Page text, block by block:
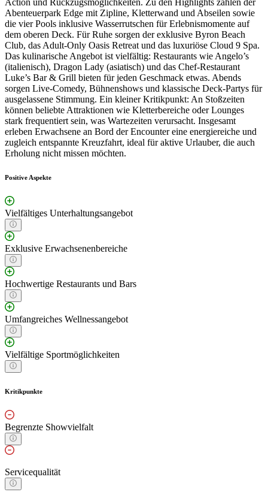
Abenteuerpark Edge mit Zipline, Kletterwand und Abseilen sowie
die vier Pools inklusive Wasserrutschen für Erlebnismomente auf
dem oberen Deck. Für Ruhe sorgen der exklusive Byron Beach
Club, das Adult-Only Oasis Retreat und das luxuriöse Cloud 9 Spa.
Das kulinarische Angebot ist vielfältig: Restaurants wie Angelo’s
(italienisch), Dragon Lady (asiatisch) und das Chef-Restaurant
Luke’s Bar & Grill bieten für jeden Geschmack etwas. Abends
sorgen Live-Comedy, Bühnenshows und klassische Deck-Partys für
ausgelassene Stimmung. Ein kleiner Kritikpunkt: An Stoßzeiten
können beliebte Attraktionen wie Kletterbereiche oder Lounges
stark frequentiert sein, was Wartezeiten verursacht. Insgesamt
erleben Erwachsene an Bord der Encounter eine energiereiche und
zugleich entspannte Kreuzfahrt, ideal für aktive Urlauber, die auch
Erholung nicht missen möchten.
Positive Aspekte
Vielfältiges Unterhaltungsangebot
Exklusive Erwachsenenbereiche
Hochwertige Restaurants und Bars
Umfangreiches Wellnessangebot
Vielfältige Sportmöglichkeiten
Kritikpunkte
Begrenzte Showvielfalt
Servicequalität